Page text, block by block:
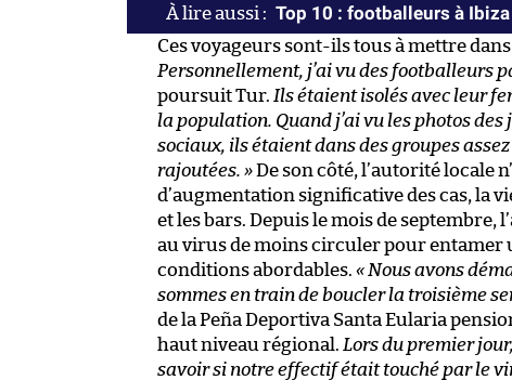
Top 10 : footballeurs à Ibiza
Ces voyageurs sont-ils tous à mettre
Personnellement, j’ai vu des footballeurs
poursuit Tur. Ils étaient isolés avec leur
la population. Quand j’ai vu les photos
sociaux, ils étaient dans des groupes
rajoutées. »De son côté, l’autorité locale
d’augmentation significative des cas, la
et les bars. Depuis le mois de
au virus de moins circuler pour entamer
conditions abordables. « Nous avons
sommes en train de boucler la troisième
de la Peña Deportiva Santa Eularia
haut niveau régional. Lors du premier
savoir si notre effectif était touché par le